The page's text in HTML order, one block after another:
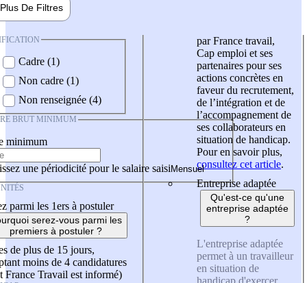
Plus De Filtres
Cadre (1)
Non cadre (1)
Non renseignée (4)
BRUT MINIMUM
minimum
une périodicité pour le salaire saisi
parmi les 1ers à postuler
serez-vous parmi les
premiers à postuler ?
de plus de 15 jours,
moins de 4 candidatures
France Travail est informé)
par France travail,
Cap emploi et ses
partenaires pour ses
actions concrètes en
faveur du recrutement,
de l’intégration et de
l’accompagnement de
ses collaborateurs en
situation de handicap.
Pour en savoir plus,
consultez cet article.
Entreprise adaptée
Qu'est-ce qu'une
entreprise adaptée
?
L'entreprise adaptée
permet à un travailleur
en situation de
handicap d'exercer